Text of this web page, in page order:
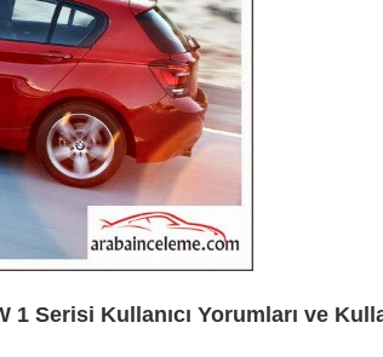
1 Serisi Kullanıcı Yorumları ve